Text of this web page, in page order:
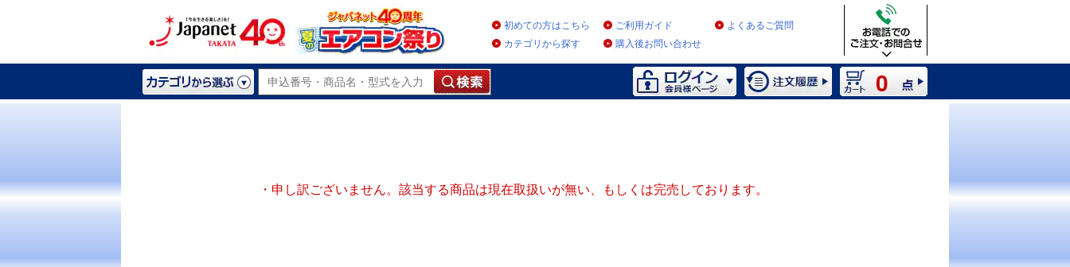
初めての方はこちら ご利用ガイド
よくあるご質問
カテゴリから探す
購入後お問い合わせ
0
・申し訳ございません。該当する商品は現在取扱いが無い、もしくは完売しております。